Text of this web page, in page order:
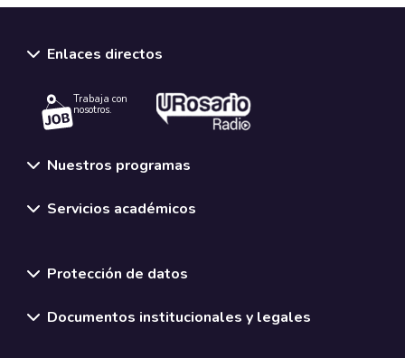
Enlaces directos
Trabaja con
nosotros.
Nuestros programas
Servicios académicos
Protección de datos
Documentos institucionales y legales